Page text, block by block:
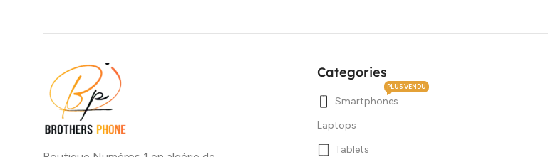
Categories
Smartphones
PLUS VENDU
Laptops
Tablets